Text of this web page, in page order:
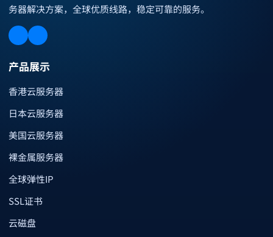
务器解决方案，全球优质线路，稳定可靠的服务。
产品展示
香港云服务器
日本云服务器
美国云服务器
裸金属服务器
全球弹性IP
SSL证书
云磁盘